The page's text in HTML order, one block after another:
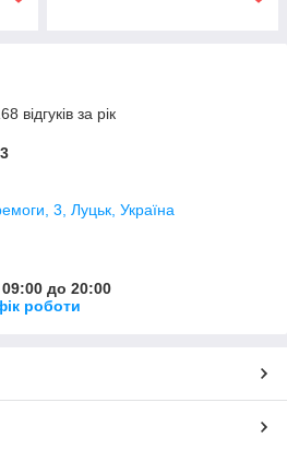
відгуків за рік
3, Луцьк, Україна
до 20:00
роботи